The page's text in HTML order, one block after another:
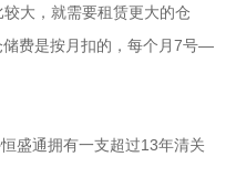
大，就需要租赁更大的仓
储费是按月扣的，每个月7号—
盛通拥有一支超过13年清关